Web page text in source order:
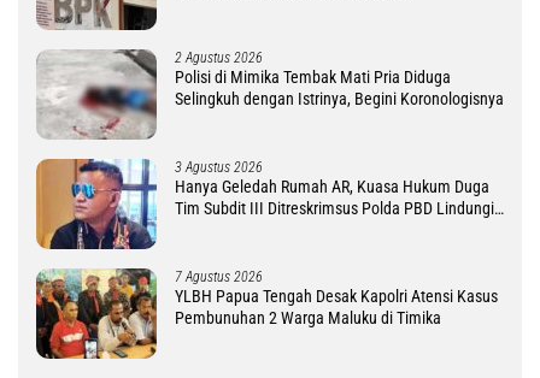
2 Agustus 2026
Polisi di Mimika Tembak Mati Pria Diduga
Selingkuh dengan Istrinya, Begini Koronologisnya
3 Agustus 2026
Hanya Geledah Rumah AR, Kuasa Hukum Duga
Tim Subdit III Ditreskrimsus Polda PBD Lindungi
7 Agustus 2026
YLBH Papua Tengah Desak Kapolri Atensi Kasus
Pembunuhan 2 Warga Maluku di Timika